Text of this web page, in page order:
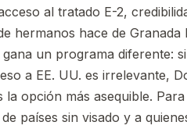
al tratado E-2,
hermanos hace de
un programa diferente:
a EE. UU. es irrelevante,
opción más asequible.
países sin visado y a